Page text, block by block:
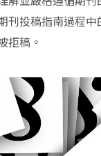
投稿指南過程
拒稿。